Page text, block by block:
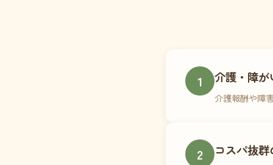
1 介護・障
介護報酬や障
2 コスパ抜